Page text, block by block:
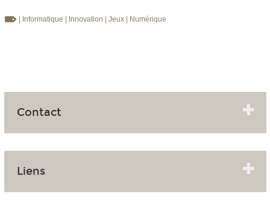
| Informatique | Innovation | Jeux | Numérique
Contact
Liens